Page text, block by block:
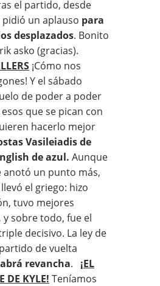
el partido, desde
un aplauso para
desplazados. Bonito
asko (gracias).
¡Cómo nos
Y el sábado
de poder a poder
que se pican con
hacerlo mejor
Vasileiadis de
de azul. Aunque
anotó un punto más,
el griego: hizo
tuvo mejores
sobre todo, fue el
decisivo. La ley de
de vuelta
revancha. ¡EL
DE KYLE! Teníamos